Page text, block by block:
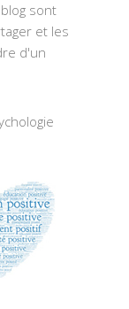
sont
et les
d'un